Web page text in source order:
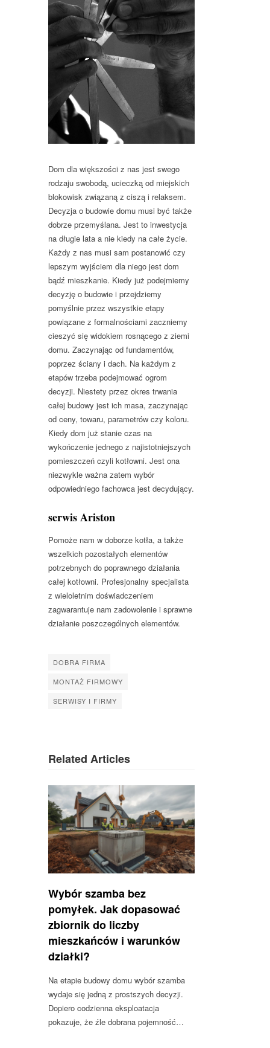
Dom dla większości z nas jest swego
rodzaju swobodą, ucieczką od miejskich
blokowisk związaną z ciszą i relaksem.
Decyzja o budowie domu musi być także
dobrze przemyślana. Jest to inwestycja
na długie lata a nie kiedy na całe życie.
Każdy z nas musi sam postanowić czy
lepszym wyjściem dla niego jest dom
bądź mieszkanie. Kiedy już podejmiemy
decyzję o budowie i przejdziemy
pomyślnie przez wszystkie etapy
powiązane z formalnościami zaczniemy
cieszyć się widokiem rosnącego z ziemi
domu. Zaczynając od fundamentów,
poprzez ściany i dach. Na każdym z
etapów trzeba podejmować ogrom
decyzji. Niestety przez okres trwania
całej budowy jest ich masa, zaczynając
od ceny, towaru, parametrów czy koloru.
Kiedy dom już stanie czas na
wykończenie jednego z najistotniejszych
pomieszczeń czyli kotłowni. Jest ona
niezwykle ważna zatem wybór
odpowiedniego fachowca jest decydujący.
serwis Ariston
Pomoże nam w doborze kotła, a także
wszelkich pozostałych elementów
potrzebnych do poprawnego działania
całej kotłowni. Profesjonalny specjalista
z wieloletnim doświadczeniem
zagwarantuje nam zadowolenie i sprawne
działanie poszczególnych elementów.
DOBRA FIRMA
MONTAŻ FIRMOWY
SERWISY I FIRMY
Related Articles
Wybór szamba bez
pomyłek. Jak dopasować
zbiornik do liczby
mieszkańców i warunków
działki?
Na etapie budowy domu wybór szamba
wydaje się jedną z prostszych decyzji.
Dopiero codzienna eksploatacja
pokazuje, że źle dobrana pojemność…